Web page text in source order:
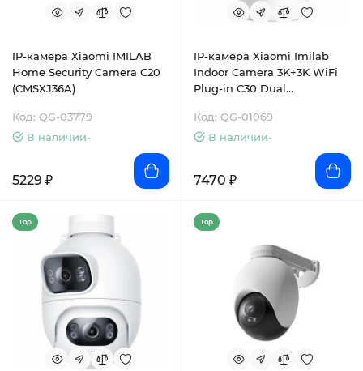
IP-камера Xiaomi IMILAB
Home Security Camera С20
(CMSXJ36A)
Код: QG-03779
В наличии-
5229 ₽
IP-камера Xiaomi Imilab
Indoor Camera 3K+3K WiFi
Plug-in C30 Dual
Код: QG-01069
В наличии-
7470 ₽
Top Top